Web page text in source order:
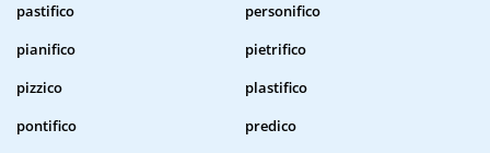
pastifico
personifico
pianifico
pietrifico
pizzico
plastifico
pontifico
predico